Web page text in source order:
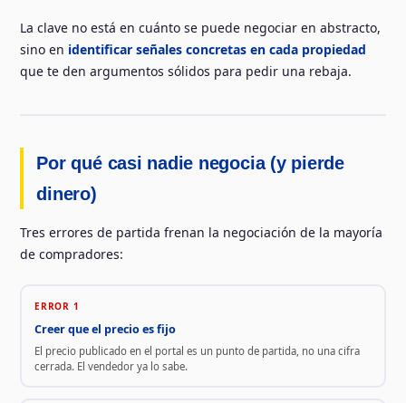
La clave no está en cuánto se puede negociar en abstracto,
sino en identificar señales concretas en cada propiedad
que te den argumentos sólidos para pedir una rebaja.
Por qué casi nadie negocia (y pierde
dinero)
Tres errores de partida frenan la negociación de la mayoría
de compradores:
ERROR 1
Creer que el precio es fijo
El precio publicado en el portal es un punto de partida, no una cifra
cerrada. El vendedor ya lo sabe.